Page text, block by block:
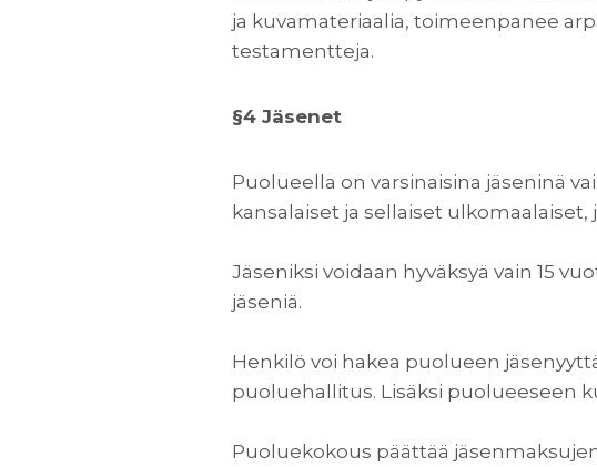
ja kuvamateriaalia, toimeenpanee
testamentteja.
§4 Jäsenet
Puolueella on varsinaisina jäseninä
kansalaiset ja sellaiset
Jäseniksi voidaan hyväksyä vain 15
jäseniä.
Henkilö voi hakea puolueen
puoluehallitus. Lisäksi puolueeseen
Puoluekokous päättää